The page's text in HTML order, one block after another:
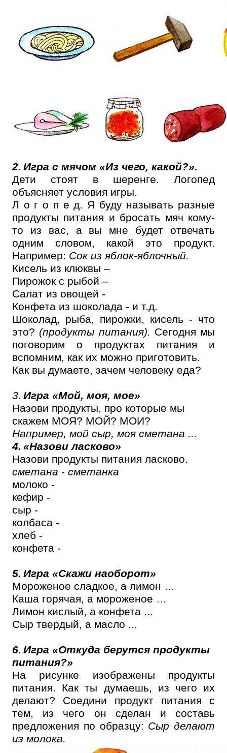
2. Игра с мячом «Из чего, какой?».
Дети стоят в шеренге. Логопед
объясняет условия игры.
Л о г о п е д. Я буду называть разные
продукты питания и бросать мяч кому-
то из вас, а вы мне будет отвечать
одним словом, какой это продукт.
Например: Сок из яблок-яблочный.
Кисель из клюквы –
Пирожок с рыбой –
Салат из овощей -
Конфета из шоколада - и т.д.
Шоколад, рыба, пирожки, кисель - что
это? (продукты питания). Сегодня мы
поговорим о продуктах питания и
вспомним, как их можно приготовить.
Как вы думаете, зачем человеку еда?
3. Игра «Мой, моя, мое»
Назови продукты, про которые мы
скажем МОЯ? МОЙ? МОИ?
Например, мой сыр, моя сметана ...
4. «Назови ласково»
Назови продукты питания ласково.
сметана - сметанка
молоко -
кефир -
сыр -
колбаса -
хлеб -
конфета -
5. Игра «Скажи наоборот»
Мороженое сладкое, а лимон …
Каша горячая, а мороженое …
Лимон кислый, а конфета ...
Сыр твердый, а масло ...
6. Игра «Откуда берутcя продукты
питания?»
На рисунке изображены продукты
питания. Как ты думаешь, из чего их
делают? Соедини продукт питания с
тем, из чего он сделан и составь
предложения по образцу: Сыр делают
из молока.